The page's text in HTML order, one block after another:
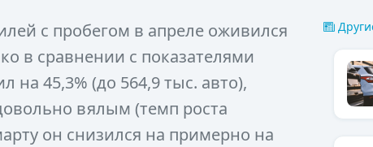
с пробегом в апреле оживился
в сравнении с показателями
на 45,3% (до 564,9 тыс. авто),
вялым (темп роста
он снизился на примерно на